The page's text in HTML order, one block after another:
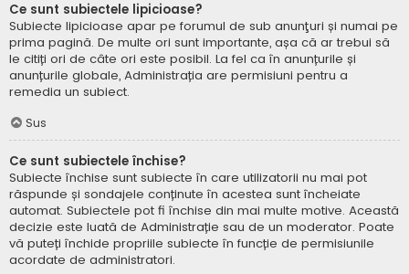
Ce sunt subiectele lipicioase?
Subiecte lipicioase apar pe forumul de sub anunţuri și numai pe
prima pagină. De multe ori sunt importante, așa că ar trebui să
le citiți ori de câte ori este posibil. La fel ca în anunțurile și
anunțurile globale, Administrația are permisiuni pentru a
remedia un subiect.
Sus
Ce sunt subiectele închise?
Subiecte închise sunt subiecte în care utilizatorii nu mai pot
răspunde și sondajele conținute în acestea sunt încheiate
automat. Subiectele pot fi închise din mai multe motive. Această
decizie este luată de Administrație sau de un moderator. Poate
vă puteți închide propriile subiecte în funcție de permisiunile
acordate de administratori.